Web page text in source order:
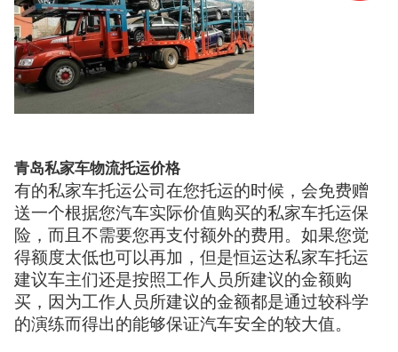
青岛私家车物流托运价格
有的私家车托运公司在您托运的时候，会免费赠
送一个根据您汽车实际价值购买的私家车托运保
险，而且不需要您再支付额外的费用。如果您觉
得额度太低也可以再加，但是恒运达私家车托运
建议车主们还是按照工作人员所建议的金额购
买，因为工作人员所建议的金额都是通过较科学
的演练而得出的能够保证汽车安全的较大值。